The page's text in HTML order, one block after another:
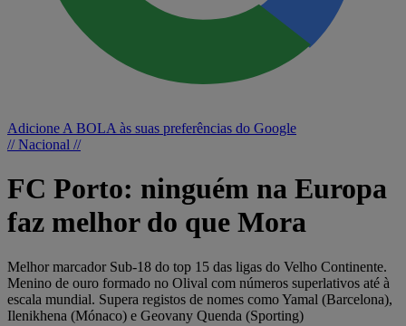
Adicione A BOLA às suas preferências do Google
// Nacional //
FC Porto: ninguém na Europa
faz melhor do que Mora
Melhor marcador Sub-18 do top 15 das ligas do Velho Continente.
Menino de ouro formado no Olival com números superlativos até à
escala mundial. Supera registos de nomes como Yamal (Barcelona),
Ilenikhena (Mónaco) e Geovany Quenda (Sporting)